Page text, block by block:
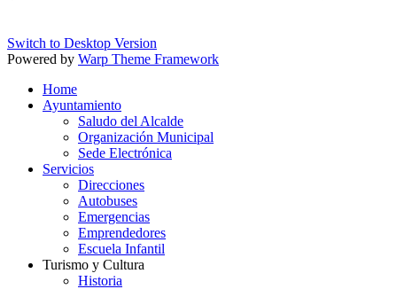
Switch to Desktop Version
Powered by Warp Theme Framework
Home
Ayuntamiento
Saludo del Alcalde
Organización Municipal
Sede Electrónica
Servicios
Direcciones
Autobuses
Emergencias
Emprendedores
Escuela Infantil
Turismo y Cultura
Historia